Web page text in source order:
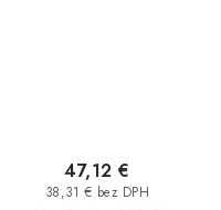
38,31 € bez DPH
47,12 €